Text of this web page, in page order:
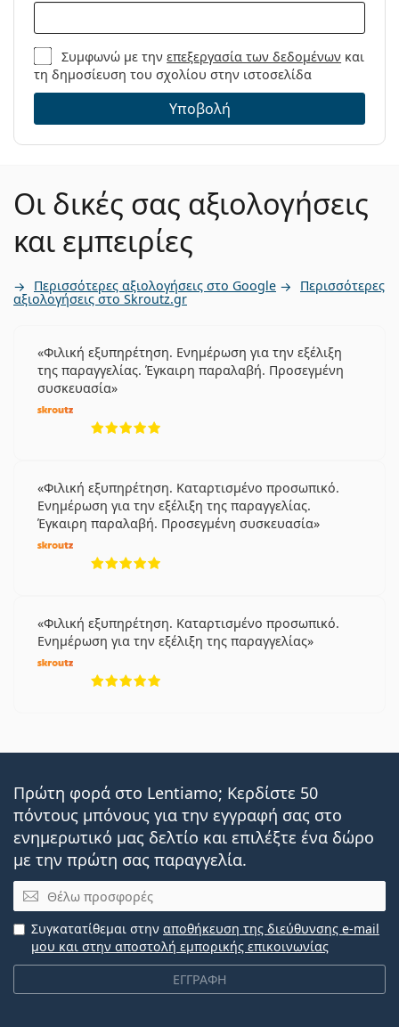
Συμφωνώ με τηνεπεξεργασία των δεδομένων και
τη δημοσίευση του σχολίου στην ιστοσελίδα
Υποβολή
Οι δικές σας αξιολογήσεις
και εμπειρίες
Περισσότερες αξιολογήσεις στο Google Περισσότερες
αξιολογήσεις στο Skroutz.gr
Φιλική εξυπηρέτηση. Ενημέρωση για την εξέλιξη
της παραγγελίας. Έγκαιρη παραλαβή. Προσεγμένη
συσκευασία
Φιλική εξυπηρέτηση. Καταρτισμένο προσωπικό.
Ενημέρωση για την εξέλιξη της παραγγελίας.
Έγκαιρη παραλαβή. Προσεγμένη συσκευασία
Φιλική εξυπηρέτηση. Καταρτισμένο προσωπικό.
Ενημέρωση για την εξέλιξη της παραγγελίας
Πρώτη φορά στο Lentiamo; Κερδίστε 50
πόντους μπόνους για την εγγραφή σας στο
ενημερωτικό μας δελτίο και επιλέξτε ένα δώρο
με την πρώτη σας παραγγελία.
Email
ΕΓΓΡΑΦΗ
Συγκατατίθεμαι στην αποθήκευση της διεύθυνσης e-mail
μου και στην αποστολή εμπορικής επικοινωνίας